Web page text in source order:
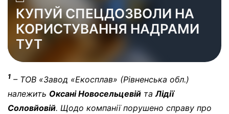
КУПУЙ СПЕЦДОЗВОЛИ НА
КОРИСТУВАННЯ НАДРАМИ
ТУТ
1 – ТОВ «Завод «Екосплав» (Рівненська обл.)
належить Оксані Новосельцевій таЛідії
Соловйовій. Щодо компанії порушено справу про